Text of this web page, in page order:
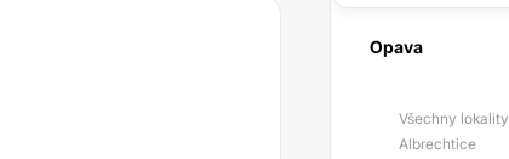
Opava
Všechny lokality
Albrechtice